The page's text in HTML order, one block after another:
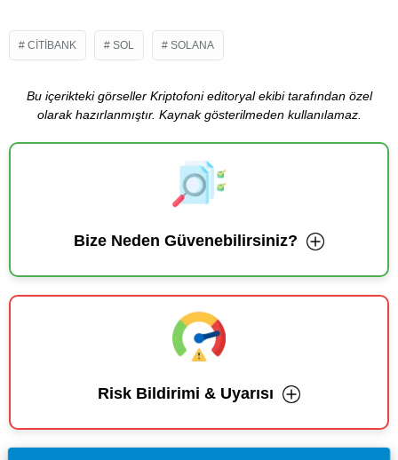
CITIBANK SOL SOLANA
Bu içerikteki görseller Kriptofoni editoryal ekibi tarafından özel
olarak hazırlanmıştır. Kaynak gösterilmeden kullanılamaz.
Bize Neden Güvenebilirsiniz?
Risk Bildirimi & Uyarısı